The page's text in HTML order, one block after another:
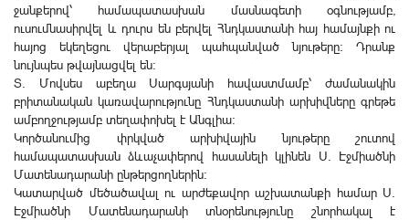
ջանքերով՝ համապատասխան մասնագետի օգնությամբ,
ուսումնասիրվել և դուրս են բերվել Հնդկաստանի հայ համայնքի ու
հայոց եկեղեցու վերաբերյալ պահպանված նյութերը: Դրանք
նույնպես թվայնացվել են:
Տ. Մովսես աբեղա Սարգսյանի հավաստմամբ՝ ժամանակին
բրիտանական կառավարությունը Հնդկաստանի արխիվները գրեթե
ամբողջությամբ տեղափոխել է Անգլիա:
Կործանումից փրկված արխիվային նյութերը շուտով
համապատասխան ձևաչափերով հասանելի կլինեն Ս. Էջմիածնի
Մատենադարանի ընթերցողներին:
Կատարված մեծածավալ ու արժեքավոր աշխատանքի համար Ս.
Էջմիածնի Մատենադարանի տնօրենությունը շնորհակալ է